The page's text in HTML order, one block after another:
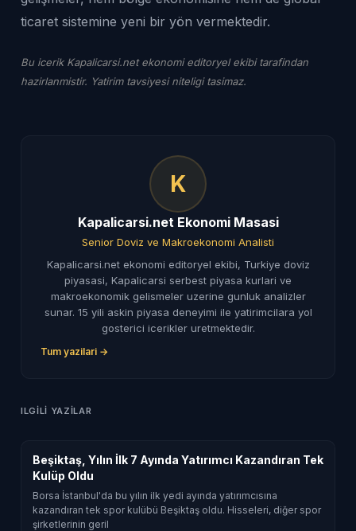
ticaret sistemine yeni bir yön vermektedir.
Bu icerik Kapalicarsi.net ekonomi editoryel ekibi tarafindan
hazirlanmistir. Yatirim tavsiyesi niteligi tasimaz.
K
Kapalicarsi.net Ekonomi Masasi
Senior Doviz ve Makroekonomi Analisti
Kapalicarsi.net ekonomi editoryel ekibi, Turkiye doviz
piyasasi, Kapalicarsi serbest piyasa kurlari ve
makroekonomik gelismeler uzerine gunluk analizler
sunar. 15 yili askin piyasa deneyimi ile yatirimcilara yol
gosterici icerikler uretmektedir.
Tum yazilari →
ILGILI YAZILAR
Beşiktaş, Yılın İlk 7 Ayında Yatırımcı Kazandıran Tek
Kulüp Oldu
Borsa İstanbul'da bu yılın ilk yedi ayında yatırımcısına
kazandıran tek spor kulübü Beşiktaş oldu. Hisseleri, diğer spor
şirketlerinin geril